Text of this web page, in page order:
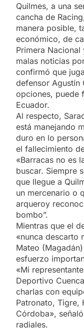
Quilmes, a una
cancha de
manera posible,
económico, de
Primera
malas noticias
confirmó que
defensor Agustín
opciones, puede
Ecuador.
Al respecto,
está manejando
duro en lo
el fallecimiento
«Barracas no es
buscar. Siempre
que llegue a
un mercenario o
arqueroy
bombo”.
Mientras que el
«nunca descarto
Mateo
esfuerzo
«Mi
Deportivo
charlas con
Patronato, Tigre,
Córdoba»,
radiales.